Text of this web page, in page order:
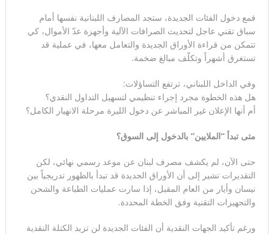
فمع دخول الفئات الجديدة، ستجد المصارف اللبنانية نفسها أمام
سباق تقني عاجل لتحديث الصرافات الآلية وأجهزة عدّ الأموال، كي
تتمكن من قراءة الأوراق الجديدة والتعامل معها، في عملية قد
تستغرق أشهراً وتكلّف مبالغ ضخمة.
وفي الداخل اللبناني، ترتفع التساؤلات:
هل هذه الخطوة مجرد إجراء تنظيمي لتسهيل التداول النقدي؟
أم أنها الإعلان غير المباشر عن دخول الليرة مرحلة الانهيار الكامل؟
متى تبدأ “الملايين” بالدخول إلى السوق؟
حتى الآن، لم يكشف مصرف لبنان عن موعد رسمي نهائي، لكن
التقديرات تشير إلى أن الأوراق الجديدة قد تبدأ بالظهور تدريجياً بين
نيسان وأيار من العام المقبل، إذا سارت عمليات الطباعة والشحن
والتجهيزات التقنية وفق الخطة المحددة.
ورغم تأكيد الجهات النقدية أن الفئات الجديدة لن تزيد الكتلة النقدية